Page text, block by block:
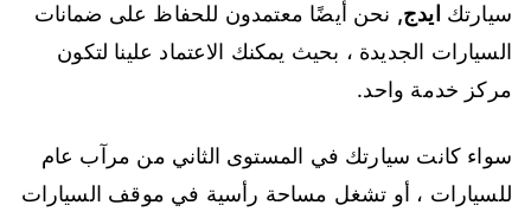
سيارتك ايدج, نحن أيضًا معتمدون للحفاظ على ضمانات
السيارات الجديدة ، بحيث يمكنك الاعتماد علينا لتكون
مركز خدمة واحد.
سواء كانت سيارتك في المستوى الثاني من مرآب عام
للسيارات ، أو تشغل مساحة رأسية في موقف السيارات